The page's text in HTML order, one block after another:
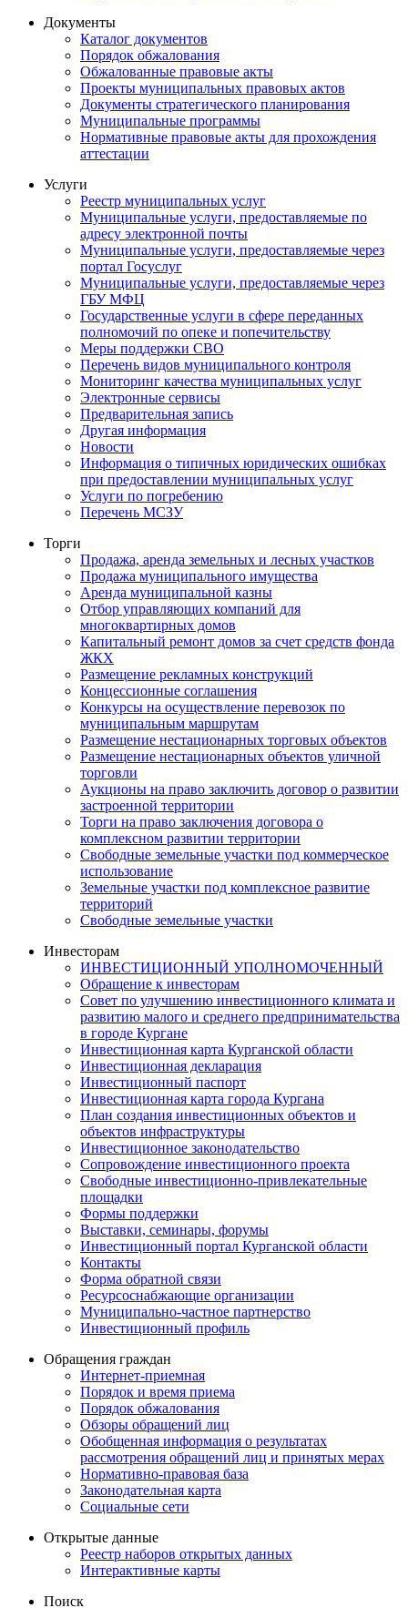
Документы
Каталог документов
Порядок обжалования
Обжалованные правовые акты
Проекты муниципальных правовых актов
Документы стратегического планирования
Муниципальные программы
Нормативные правовые акты для прохождения
аттестации
Услуги
Реестр муниципальных услуг
Муниципальные услуги, предоставляемые по
адресу электронной почты
Муниципальные услуги, предоставляемые через
портал Госуслуг
Муниципальные услуги, предоставляемые через
ГБУ МФЦ
Государственные услуги в сфере переданных
полномочий по опеке и попечительству
Меры поддержки СВО
Перечень видов муниципального контроля
Мониторинг качества муниципальных услуг
Электронные сервисы
Предварительная запись
Другая информация
Новости
Информация о типичных юридических ошибках
при предоставлении муниципальных услуг
Услуги по погребению
Перечень МСЗУ
Торги
Продажа, аренда земельных и лесных участков
Продажа муниципального имущества
Аренда муниципальной казны
Отбор управляющих компаний для
многоквартирных домов
Капитальный ремонт домов за счет средств фонда
ЖКХ
Размещение рекламных конструкций
Концессионные соглашения
Конкурсы на осуществление перевозок по
муниципальным маршрутам
Размещение нестационарных торговых объектов
Размещение нестационарных объектов уличной
торговли
Аукционы на право заключить договор о развитии
застроенной территории
Торги на право заключения договора о
комплексном развитии территории
Свободные земельные участки под коммерческое
использование
Земельные участки под комплексное развитие
территорий
Свободные земельные участки
Инвесторам
ИНВЕСТИЦИОННЫЙ УПОЛНОМОЧЕННЫЙ
Обращение к инвесторам
Совет по улучшению инвестиционного климата и
развитию малого и среднего предпринимательства
в городе Кургане
Инвестиционная карта Курганской области
Инвестиционная декларация
Инвестиционный паспорт
Инвестиционная карта города Кургана
План создания инвестиционных объектов и
объектов инфраструктуры
Инвестиционное законодательство
Сопровождение инвестиционного проекта
Свободные инвестиционно-привлекательные
площадки
Формы поддержки
Выставки, семинары, форумы
Инвестиционный портал Курганской области
Контакты
Форма обратной связи
Ресурсоснабжающие организации
Муниципально-частное партнерство
Инвестиционный профиль
Обращения граждан
Интернет-приемная
Порядок и время приема
Порядок обжалования
Обзоры обращений лиц
Обобщенная информация о результатах
рассмотрения обращений лиц и принятых мерах
Нормативно-правовая база
Законодательная карта
Социальные сети
Открытые данные
Реестр наборов открытых данных
Интерактивные карты
Поиск